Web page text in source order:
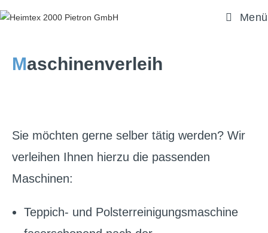
Menü
Maschinenverleih
Sie möchten gerne selber tätig werden? Wir
verleihen Ihnen hierzu die passenden
Maschinen:
Teppich- und Polsterreinigungsmaschine